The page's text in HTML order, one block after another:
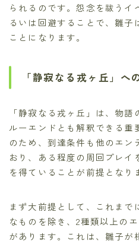
られるのです。怨念を祓うイ
るいは回避することで、雛子
ことになります。
「静寂なる戎ヶ丘」へ
「静寂なる戎ヶ丘」は、物
ルーエンドとも解釈できる重
のため、到達条件も他のエン
おり、ある程度の周回プレイ
を得ていることが前提となり
まず大前提として、これまで
なものを除き、2種類以上の
があります。これは、雛子が